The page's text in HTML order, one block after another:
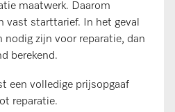
maatwerk. Daarom
vast starttarief. In het geval
nodig zijn voor reparatie, dan
berekend.
een volledige prijsopgaaf
reparatie.